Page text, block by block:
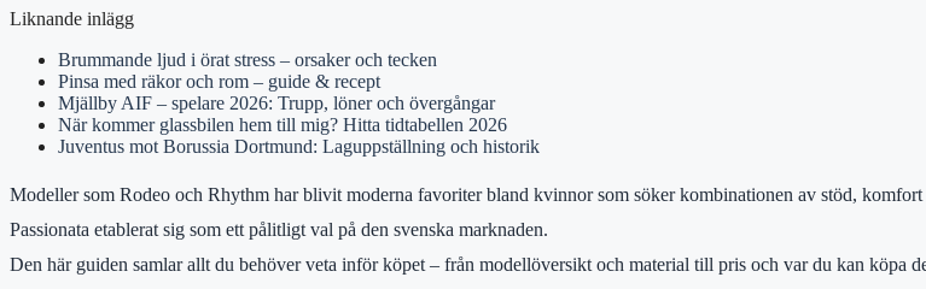
Liknande inlägg
Brummande ljud i örat stress – orsaker och tecken
Pinsa med räkor och rom – guide & recept
Mjällby AIF – spelare 2026: Trupp, löner och övergångar
När kommer glassbilen hem till mig? Hitta tidtabellen 2026
Juventus mot Borussia Dortmund: Laguppställning och historik
Modeller som Rodeo och Rhythm har blivit moderna favoriter bland kvinnor som söker kombinationen av stöd,
Passionata etablerat sig som ett pålitligt val på den svenska marknaden.
Den här guiden samlar allt du behöver veta inför köpet – från modellöversikt och material till pris och var du kan köpa